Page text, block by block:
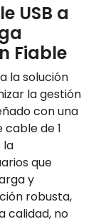
USB a
Fiable
la solución
la gestión
con una
cable de 1
la
que
y
robusta,
calidad, no